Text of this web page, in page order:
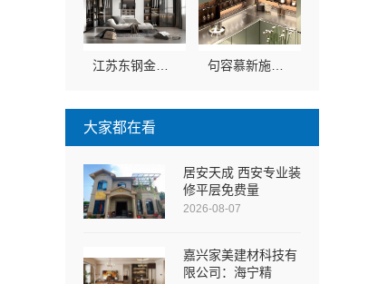
大家都在看
居安天成 西安专业装
修平层免费量
2026-08-07
嘉兴家美建材科技有
限公司：海宁精